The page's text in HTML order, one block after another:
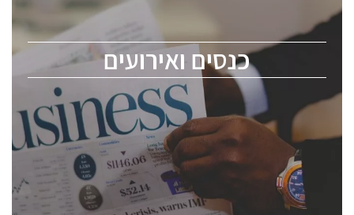
כנסים ואירועים
לכל העוסקים בתעשיית הסמיקונדקטור כולל מהנדסים,
ChipEx2026 will be held on May 12-13, 2026. The
conference is intended for everyone involved in the
semiconductor industry, including engineers,
professional experts, and senior executives.
לחץ לפרטים